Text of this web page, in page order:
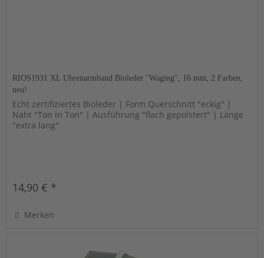
RIOS1931 XL Uhrenarmband Bioleder "Waging", 16 mm, 2 Farben,
neu!
Echt zertifiziertes Bioleder | Form Querschnitt "eckig" |
Naht "Ton in Ton" | Ausführung "flach gepolstert" | Länge
"extra lang"
14,90 € *
Merken